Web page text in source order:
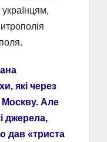
українцям,
які через
Москву. Але
джерела,
дав «триста